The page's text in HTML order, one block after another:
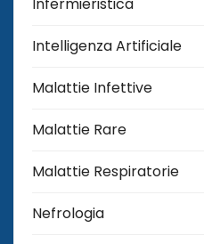
Infermieristica
Intelligenza Artificiale
Malattie Infettive
Malattie Rare
Malattie Respiratorie
Nefrologia